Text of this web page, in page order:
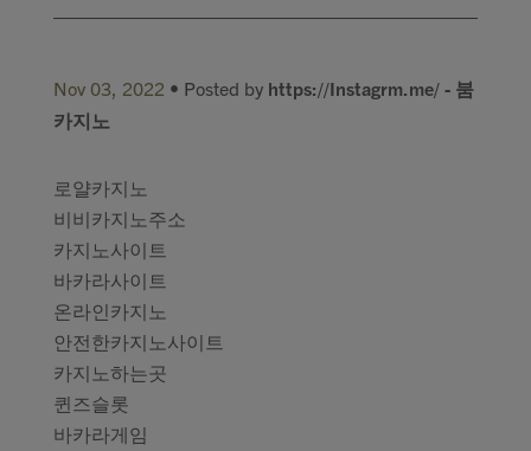
Nov 03, 2022 • Posted by https://Instagrm.me/ - 붐
카지노
로얄카지노
비비카지노주소
카지노사이트
바카라사이트
온라인카지노
안전한카지노사이트
카지노하는곳
퀸즈슬롯
바카라게임